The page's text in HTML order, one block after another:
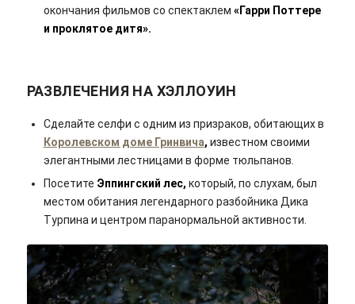
окончания фильмов со спектаклем «Гарри Поттере
и проклятое дитя».
РАЗВЛЕЧЕНИЯ НА ХЭЛЛОУИН
Сделайте селфи с одним из призраков, обитающих в
Королевском доме Гринвича, известном своими
элегантными лестницами в форме тюльпанов.
Посетите Эппингский лес, который, по слухам, был
местом обитания легендарного разбойника Дика
Турпина и центром паранормальной активности.